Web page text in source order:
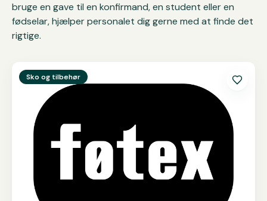
bruge en gave til en konfirmand, en student eller en
fødselar, hjælper personalet dig gerne med at finde det
rigtige.
SeFøtex
Sko og tilbehør